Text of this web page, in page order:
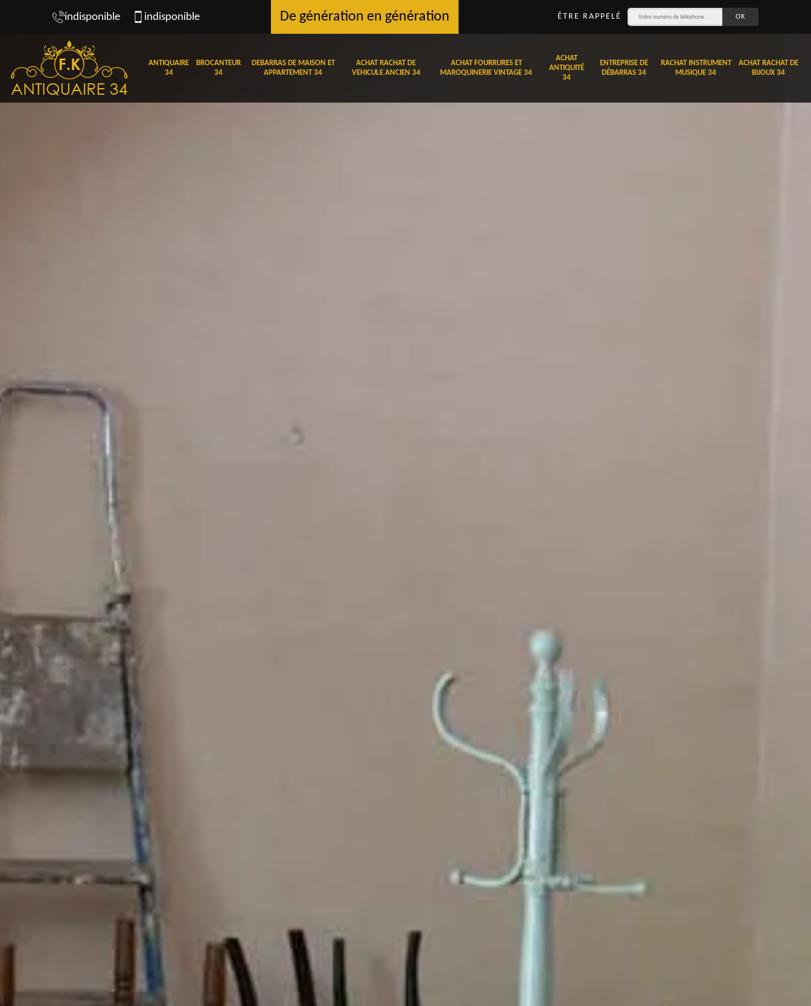
indisponible indisponible De génération en génération ÊTRE RAPPELÉ
ANTIQUAIRE
34
BROCANTEUR
34
DEBARRAS DE MAISON ET
APPARTEMENT 34
ACHAT RACHAT DE
VEHICULE ANCIEN 34
ACHAT FOURRURES ET
MAROQUINERIE VINTAGE 34
ACHAT
ANTIQUITÉ
34
ENTREPRISE DE
DÉBARRAS 34
RACHAT INSTRUMENT
MUSIQUE 34
ACHAT RACHAT DE
BIJOUX 34